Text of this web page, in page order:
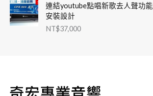
連結youtube點唱新歌去人聲功
安裝設計
NT$37,000